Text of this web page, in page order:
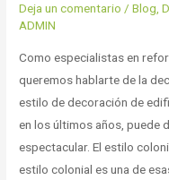
Deja un comentario /Blog ,
ADMIN
Como especialistas en
queremos hablarte de la
estilo de decoración de
en los últimos años, puede
espectacular. El estilo
estilo colonial es una de